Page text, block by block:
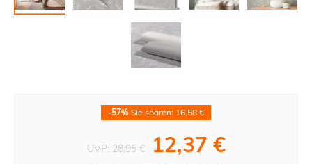
-57% Sie sparen: 16,58 €
UVP:28,95 € 12,37 €